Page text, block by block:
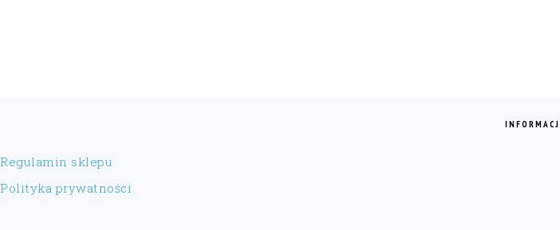
Regulamin sklepu
Polityka prywatności